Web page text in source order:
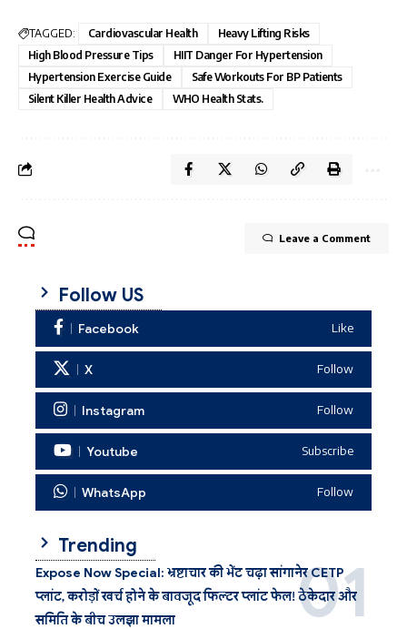
TAGGED: Cardiovascular Health
Heavy Lifting Risks
High Blood Pressure Tips
HIIT Danger For Hypertension
Hypertension Exercise Guide
Safe Workouts For BP Patients
Silent Killer Health Advice
WHO Health Stats.
Leave a Comment
Follow US
Facebook Like
X Follow
Instagram Follow
Youtube Subscribe
WhatsApp Follow
Trending
Expose Now Special: भ्रष्टाचार की भेंट चढ़ा सांगानेर CETP
प्लांट, करोड़ों खर्च होने के बावजूद फिल्टर प्लांट फेल! ठेकेदार और
समिति के बीच उलझा मामला